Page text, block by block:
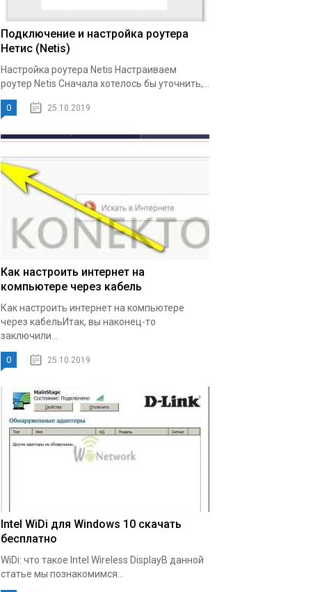
Подключение и настройка роутера
Нетис (Netis)
Настройка роутера Netis Настраиваем
роутер Netis Сначала хотелось бы уточнить,...
0 25.10.2019
Как настроить интернет на
компьютере через кабель
Как настроить интернет на компьютере
через кабельИтак, вы наконец-то
заключили...
0 25.10.2019
Intel WiDi для Windows 10 скачать
бесплатно
WiDi: что такое Intel Wireless DisplayВ данной
статье мы познакомимся...